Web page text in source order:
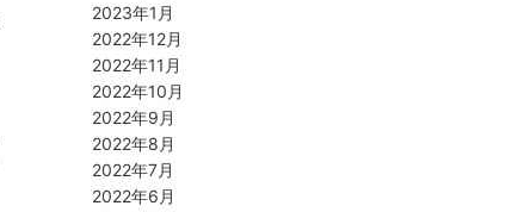
2023年1月
2022年12月
2022年11月
2022年10月
2022年9月
2022年8月
2022年7月
2022年6月